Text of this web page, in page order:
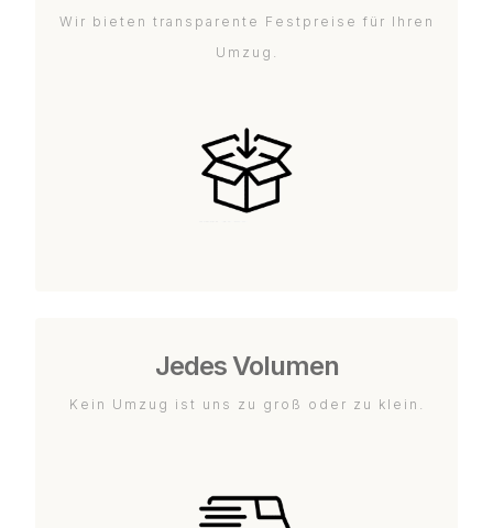
Wir bieten transparente Festpreise für Ihren
Umzug.
Jedes Volumen
Kein Umzug ist uns zu groß oder zu klein.